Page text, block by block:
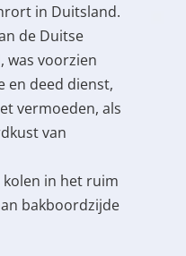
in Duitsland.
de Duitse
was voorzien
en deed dienst,
vermoeden, als
van
in het ruim
bakboordzijde